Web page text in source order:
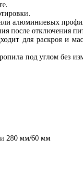
или алюминиевых
после отключения
для раскроя и
под углом без
280 мм/60 мм